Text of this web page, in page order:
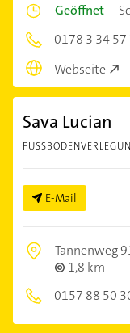
Geöffnet –
0178 3 34 57
Webseite
Sava Lucian
E-Mail
Tannenweg
1,8 km
0157 88 50